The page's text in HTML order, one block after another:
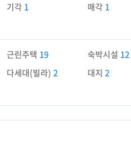
기각 1 매각 1
근린주택 19 숙박시설 12
다세대(빌라)2 대지 2